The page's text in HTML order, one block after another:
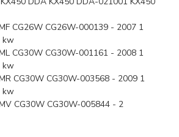
CG26W CG26W-000139 - 2007 1
kw
CG30W CG30W-001161 - 2008 1
kw
CG30W CG30W-003568 - 2009 1
kw
CG30W CG30W-005844 - 2